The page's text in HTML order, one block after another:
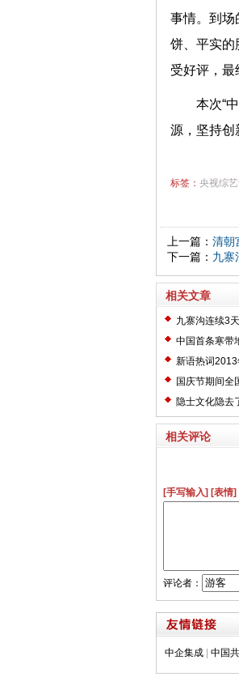
事情。到场
饼、平实的
受好评，
本次“
源，坚持创
标签： 央视综
上一篇： 清朝
下一篇： 九寨
相关文章
九寨沟连续3
中国首条寒带
新语热词2013
国庆节期间全
隐士文化隐去
相关评论
[手写输入] [表情]
评论者：
中企集成 中国